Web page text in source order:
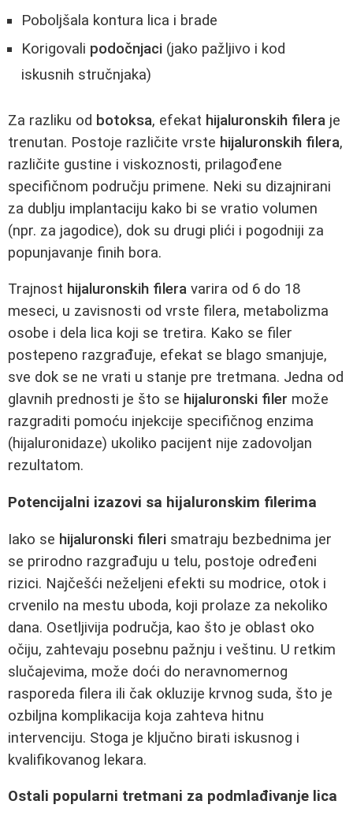
Poboljšala kontura lica i brade
Korigovali podočnjaci (jako pažljivo i kod
iskusnih stručnjaka)
Za razliku od botoksa, efekat hijaluronskih filera je
trenutan. Postoje različite vrste hijaluronskih filera,
različite gustine i viskoznosti, prilagođene
specifičnom području primene. Neki su dizajnirani
za dublju implantaciju kako bi se vratio volumen
(npr. za jagodice), dok su drugi plići i pogodniji za
popunjavanje finih bora.
Trajnost hijaluronskih filera varira od 6 do 18
meseci, u zavisnosti od vrste filera, metabolizma
osobe i dela lica koji se tretira. Kako se filer
postepeno razgrađuje, efekat se blago smanjuje,
sve dok se ne vrati u stanje pre tretmana. Jedna od
glavnih prednosti je što se hijaluronski filer može
razgraditi pomoću injekcije specifičnog enzima
(hijaluronidaze) ukoliko pacijent nije zadovoljan
rezultatom.
Potencijalni izazovi sa hijaluronskim filerima
Iako se hijaluronski fileri smatraju bezbednima jer
se prirodno razgrađuju u telu, postoje određeni
rizici. Najčešći neželjeni efekti su modrice, otok i
crvenilo na mestu uboda, koji prolaze za nekoliko
dana. Osetljivija područja, kao što je oblast oko
očiju, zahtevaju posebnu pažnju i veštinu. U retkim
slučajevima, može doći do neravnomernog
rasporeda filera ili čak okluzije krvnog suda, što je
ozbiljna komplikacija koja zahteva hitnu
intervenciju. Stoga je ključno birati iskusnog i
kvalifikovanog lekara.
Ostali popularni tretmani za podmlađivanje lica